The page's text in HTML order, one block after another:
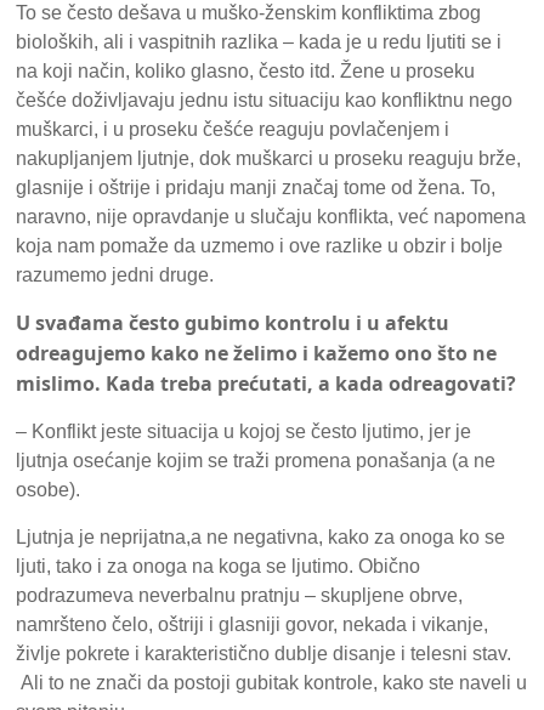
To se često dešava u muško-ženskim konfliktima zbog
bioloških, ali i vaspitnih razlika – kada je u redu ljutiti se i
na koji način, koliko glasno, često itd. Žene u proseku
češće doživljavaju jednu istu situaciju kao konfliktnu nego
muškarci, i u proseku češće reaguju povlačenjem i
nakupljanjem ljutnje, dok muškarci u proseku reaguju brže,
glasnije i oštrije i pridaju manji značaj tome od žena. To,
naravno, nije opravdanje u slučaju konflikta, već napomena
koja nam pomaže da uzmemo i ove razlike u obzir i bolje
razumemo jedni druge.
U svađama često gubimo kontrolu i u afektu
odreagujemo kako ne želimo i kažemo ono što ne
mislimo. Kada treba prećutati, a kada odreagovati?
– Konflikt jeste situacija u kojoj se često ljutimo, jer je
ljutnja osećanje kojim se traži promena ponašanja (a ne
osobe).
Ljutnja je neprijatna,a ne negativna, kako za onoga ko se
ljuti, tako i za onoga na koga se ljutimo. Obično
podrazumeva neverbalnu pratnju – skupljene obrve,
namršteno čelo, oštriji i glasniji govor, nekada i vikanje,
življe pokrete i karakteristično dublje disanje i telesni stav.
Ali to ne znači da postoji gubitak kontrole, kako ste naveli u